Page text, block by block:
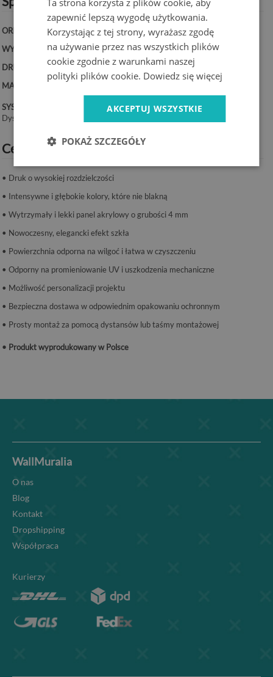
ORIENTACJA:Pozioma
WYMIARY:
100x50 cm, 125x50 cm, 120x60 cm, 140x70 cm
DRUK:
UV – trwałe kolory
MATERIAŁ:
SYSTEM MONTAŻU:
Dystanse lub taśma montażowa.
Cechy produktu:
• Druk o wysokiej rozdzielczości
• Intensywne i głębokie kolory, które nie blakną
• Wytrzymały i lekki panel akrylowy o grubości 4 mm
• Nowoczesny, elegancki efekt szkła
• Powierzchnia odporna na wilgoć i łatwa w czyszczeniu
• Odporny na promieniowanie UV i uszkodzenia mechaniczne
• Możliwość personalizacji projektu
• Bezpieczna dostawa w odpowiednim opakowaniu ochronnym
• Prosty montaż za pomocą dystansów lub taśmy montażowej
• Produkt wyprodukowany w Polsce
WallMuralia
O nas
Blog
Kontakt
Dropshipping
Współpraca
Kurierzy
zapewnić lepszą wygodę użytkowania.
Korzystając z tej strony, wyrażasz zgodę
na używanie przez nas wszystkich plików
cookie zgodnie z warunkami naszej
polityki plików cookie. Dowiedz się więcej
AKCEPTUJ WSZYSTKIE
POKAŻ SZCZEGÓŁY